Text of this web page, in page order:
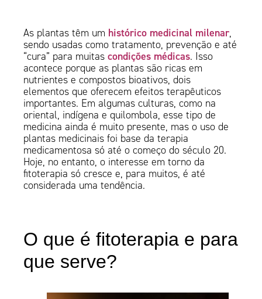
As plantas têm um histórico medicinal milenar,
sendo usadas como tratamento, prevenção e até
“cura” para muitascondições médicas. Isso
acontece porque as plantas são ricas em
nutrientes e compostos bioativos, dois
elementos que oferecem efeitos terapêuticos
importantes. Em algumas culturas, como na
oriental, indígena e quilombola, esse tipo de
medicina ainda é muito presente, mas o uso de
plantas medicinais foi base da terapia
medicamentosa só até o começo do século 20.
Hoje, no entanto, o interesse em torno da
fitoterapia só cresce e, para muitos, é até
considerada uma tendência.
O que é fitoterapia e para
que serve?